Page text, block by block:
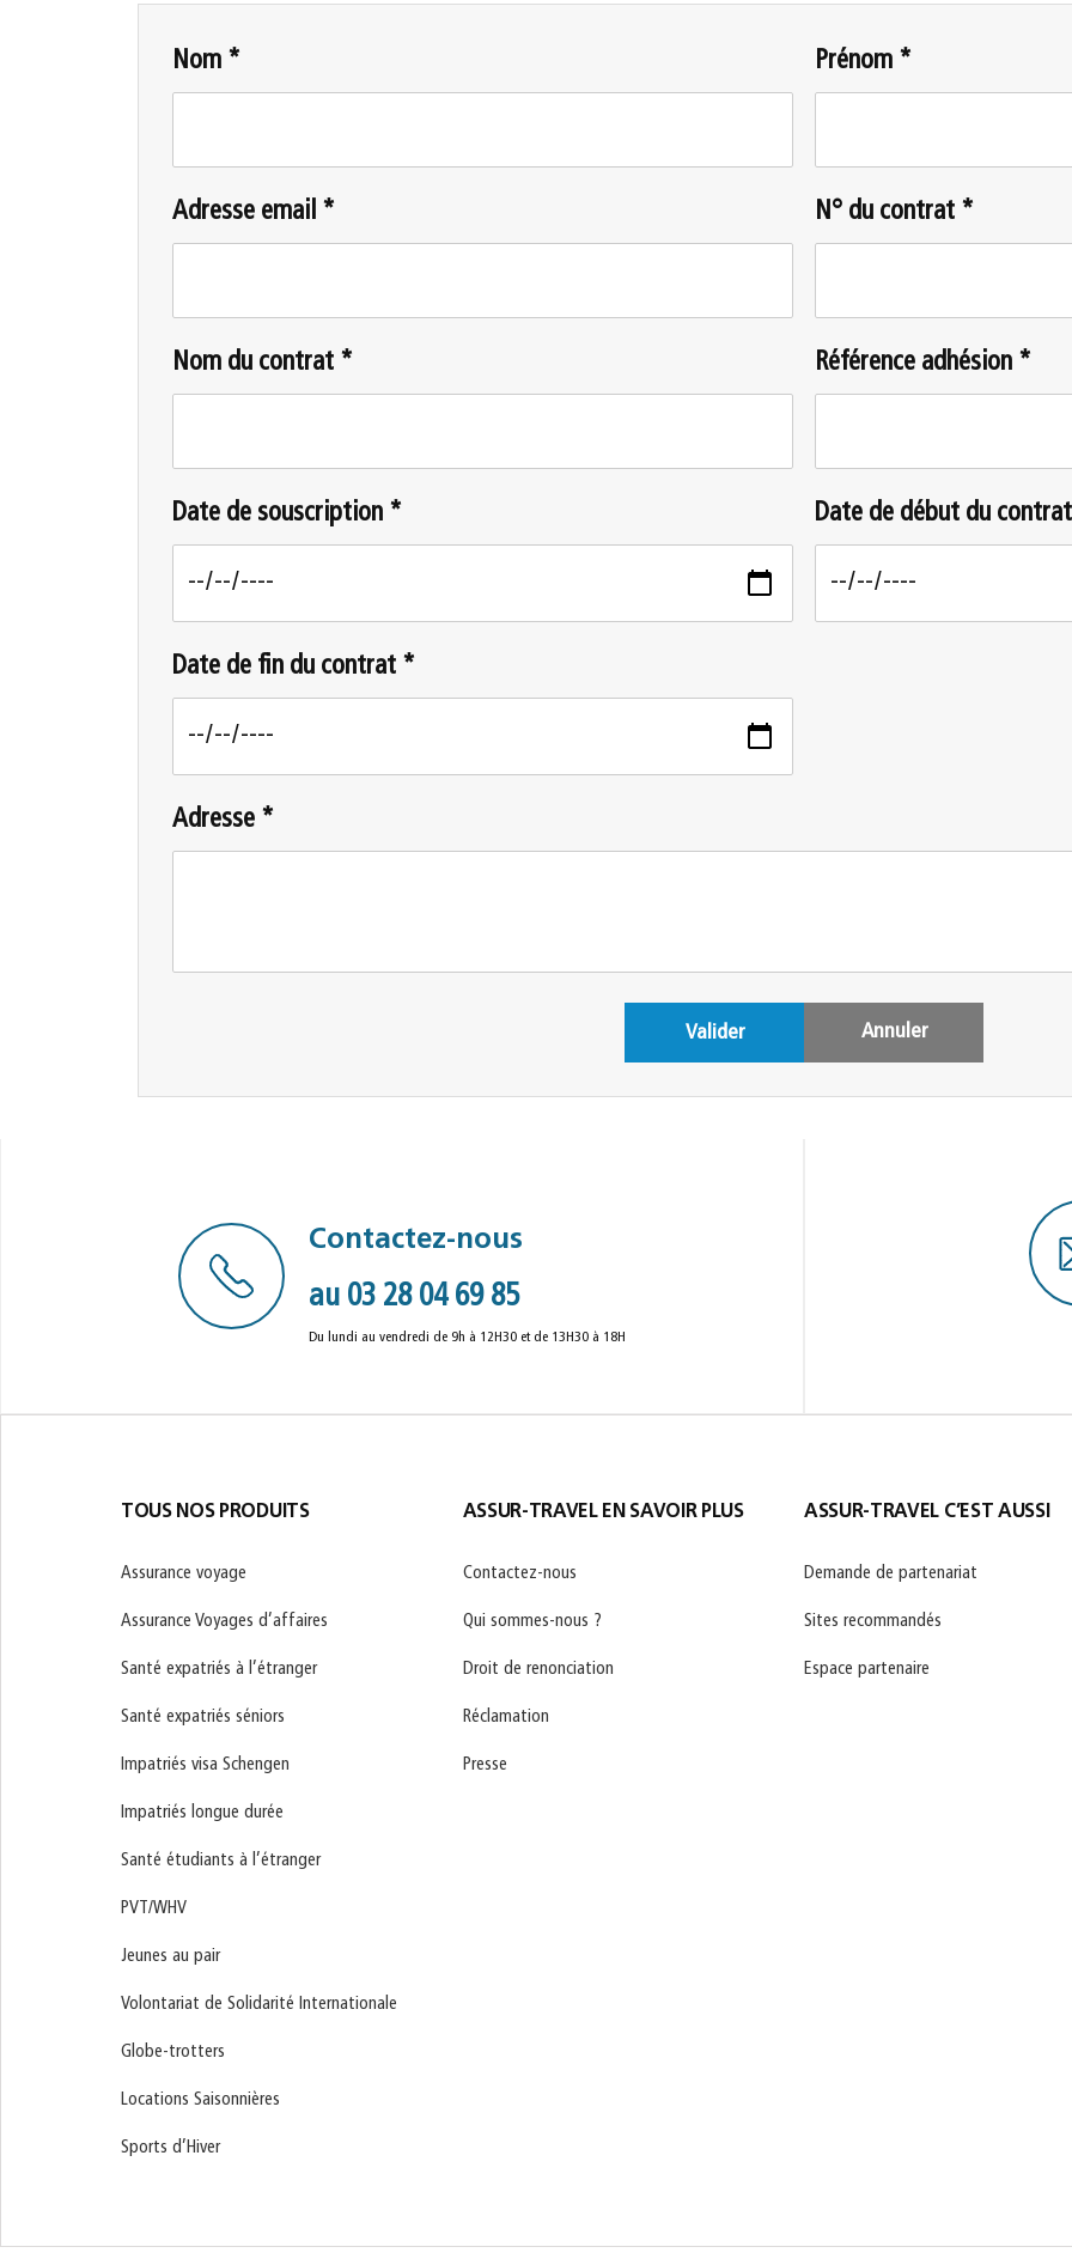
Nom * Prénom *
Adresse email * N° du contrat *
Nom du contrat * Référence adhésion *
Date de souscription * Date de début du
Date de fin du contrat *
Adresse *
Valider Annuler
Contactez-nous
au 03 28 04 69 85
Du lundi au vendredi de 9h à 12H30 et de 13H30 à 18H
TOUS NOS PRODUITS
Assurance voyage
Assurance Voyages d’affaires
Santé expatriés à l’étranger
Santé expatriés séniors
Impatriés visa Schengen
Impatriés longue durée
Santé étudiants à l’étranger
PVT/WHV
Jeunes au pair
Volontariat de Solidarité Internationale
Globe-trotters
Locations Saisonnières
Sports d’Hiver
ASSUR-TRAVEL EN SAVOIR PLUS
Contactez-nous
Qui sommes-nous ?
Droit de renonciation
Réclamation
Presse
ASSUR-TRAVEL C’EST AUSSI
Demande de partenariat
Sites recommandés
Espace partenaire